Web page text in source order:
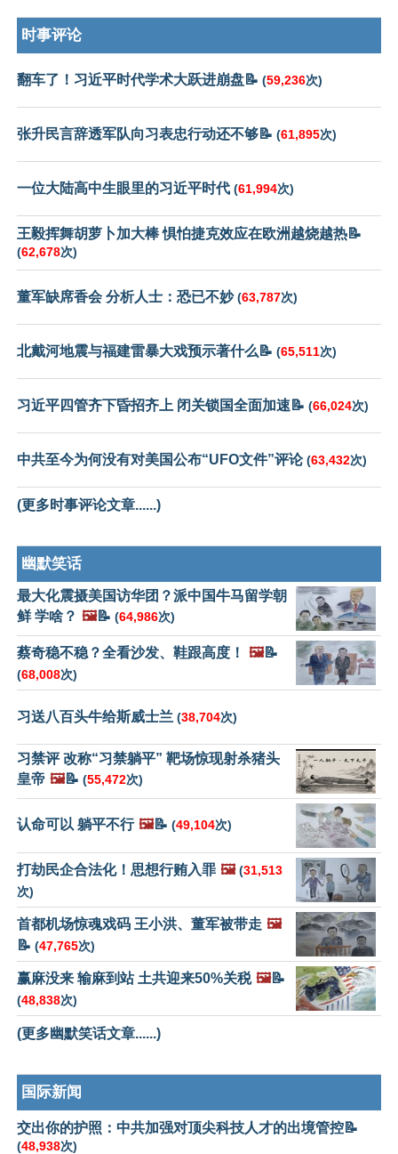
时事评论
翻车了！习近平时代学术大跃进崩盘📝 (59,236次)
张升民言辞透军队向习表忠行动还不够📝 (61,895次)
一位大陆高中生眼里的习近平时代 (61,994次)
王毅挥舞胡萝卜加大棒 惧怕捷克效应在欧洲越烧越热📝
(62,678次)
董军缺席香会 分析人士：恐已不妙(63,787次)
北戴河地震与福建雷暴大戏预示著什么📝 (65,511次)
习近平四管齐下昏招齐上 闭关锁国全面加速📝 (66,024次)
中共至今为何没有对美国公布“UFO文件”评论(63,432次)
(更多时事评论文章......)
幽默笑话
最大化震摄美国访华团？派中国牛马留学朝
鲜 学啥？ 🖼️📝 (64,986次)
蔡奇稳不稳？全看沙发、鞋跟高度！ 🖼️📝
(68,008次)
习送八百头牛给斯威士兰 (38,704次)
习禁评 改称“习禁躺平” 靶场惊现射杀猪头
皇帝 🖼️📝 (55,472次)
认命可以 躺平不行 🖼️📝 (49,104次)
打劫民企合法化！思想行贿入罪 🖼️ (31,513
次)
首都机场惊魂戏码 王小洪、董军被带走 🖼️
📝 (47,765次)
赢麻没来 输麻到站 土共迎来50%关税 🖼️📝
(48,838次)
(更多幽默笑话文章......)
国际新闻
交出你的护照：中共加强对顶尖科技人才的出境管控📝
(48,938次)